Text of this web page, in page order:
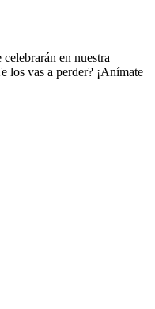
en nuestra
los vas a perder? ¡Anímate